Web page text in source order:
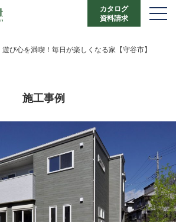
カタログ
資料請求
び心を満喫！毎日が楽しくなる家【守谷市】
施工事例